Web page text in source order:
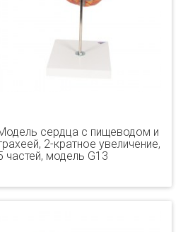
сердца с пищеводом и
2-кратное увеличение,
частей, модель G13